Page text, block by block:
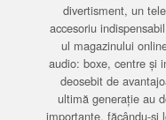
divertisment, un
accesoriu
ul magazinului
audio: boxe, centre și
deosebit de
ultimă generație au
importante, făcându-și